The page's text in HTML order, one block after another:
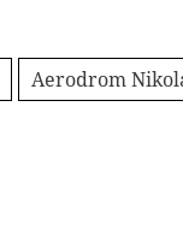
Aerodrom